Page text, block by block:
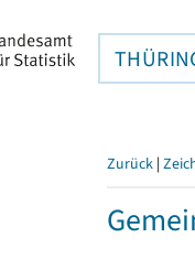
Zurück |